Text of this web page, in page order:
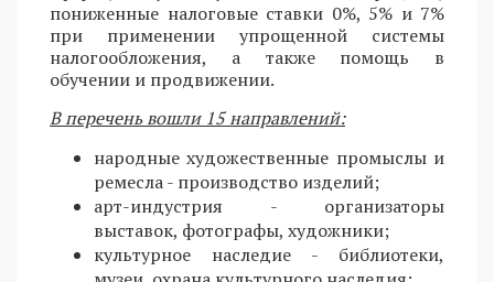
пониженные налоговые ставки 0%, 5% и 7%
при применении упрощенной системы
налогообложения, а также помощь в
обучении и продвижении.
В перечень вошли 15 направлений:
народные художественные промыслы и
ремесла - производство изделий;
арт-индустрия - организаторы
выставок, фотографы, художники;
культурное наследие - библиотеки,